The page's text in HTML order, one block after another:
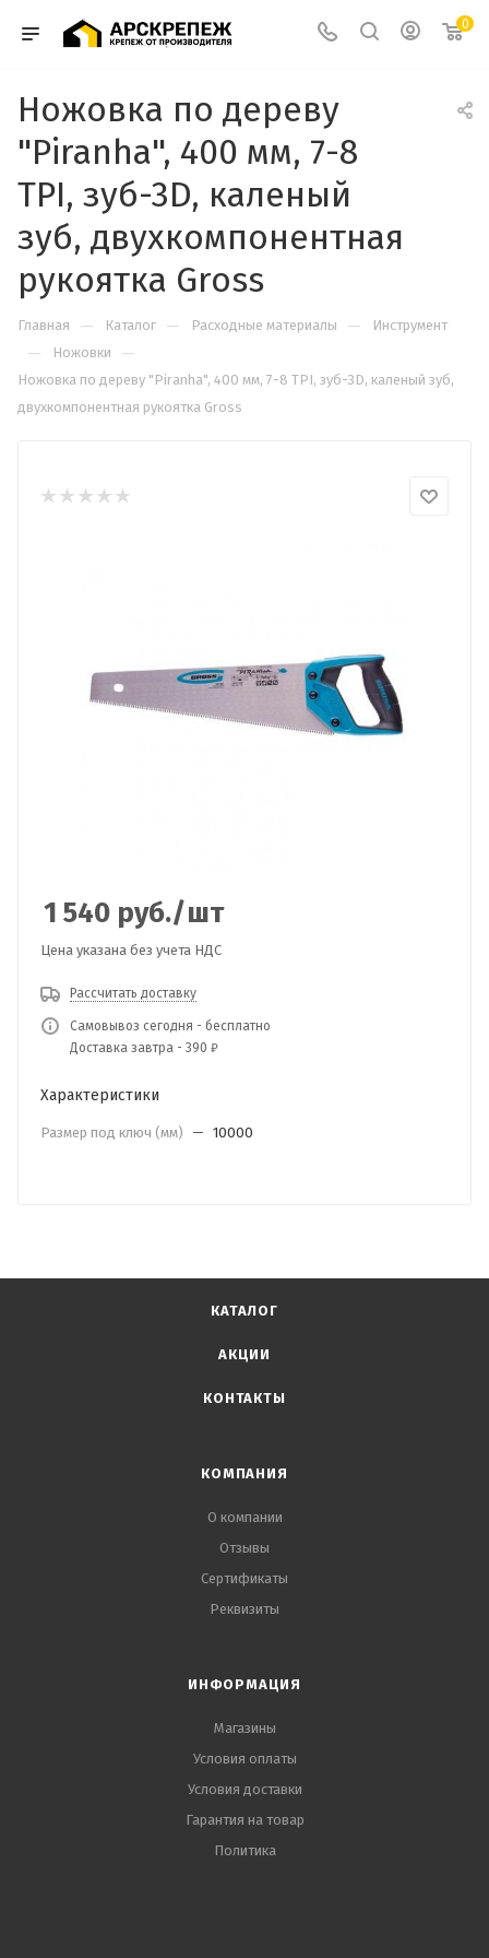
0
Ножовка по дереву
"Piranha", 400 мм, 7-8
TPI, зуб-3D, каленый
зуб, двухкомпонентная
рукоятка Gross
Главная — Каталог — Расходные материалы — Инструмент
— Ножовки —
Ножовка по дереву "Piranha", 400 мм, 7-8 TPI, зуб-3D, каленый зуб,
двухкомпонентная рукоятка Gross
1 540 руб./шт
Цена указана без учета НДС
Рассчитать доставку
Самовывоз сегодня - бесплатно
Доставка завтра - 390 ₽
Характеристики
Размер под ключ (мм) — 10000
КАТАЛОГ
АКЦИИ
КОНТАКТЫ
КОМПАНИЯ
О компании
Отзывы
Сертификаты
Реквизиты
ИНФОРМАЦИЯ
Магазины
Условия оплаты
Условия доставки
Гарантия на товар
Политика